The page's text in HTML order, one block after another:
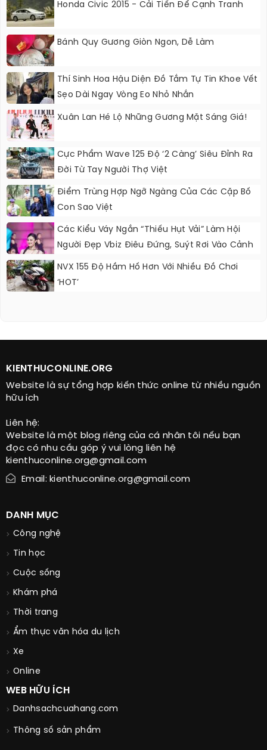
Honda Civic 2015 - Cải Tiến Để Cạnh Tranh
Bánh Quy Gương Giòn Ngon, Dễ Làm
Thí Sinh Hoa Hậu Diện Đồ Tắm Tự Tin Khoe Vết
Sẹo Dài Ngay Vòng Eo Nhỏ Nhắn
Xuân Lan Hé Lộ Những Gương Mặt Sáng Giá!
Cực Phẩm Wave 125 Độ ‘2 Càng’ Siêu Đỉnh Ra
Đời Từ Tay Người Thợ Việt
Điểm Trùng Hợp Ngỡ Ngàng Của Các Cặp Bố
Con Sao Việt
Các Kiểu Váy Ngắn “thiếu Hụt Vải” Làm Hội
Người Đẹp Vbiz Điêu Đứng, Suýt Rơi Vào Cảnh
Nguy Hiểm
NVX 155 Độ Hầm Hố Hơn Với Nhiều Đồ Chơi
‘HOT’
KIENTHUCONLINE.ORG
Website là sự tổng hợp kiến thức online từ nhiều nguồn
hữu ích
Liên hệ:
Website là một blog riêng của cá nhân tôi nếu bạn
đọc có nhu cầu góp ý vui lòng liên hệ
kienthuconline.org@gmail.com
Email: kienthuconline.org@gmail.com
DANH MỤC
Công nghệ
Tin học
Cuộc sống
Khám phá
Thời trang
Ẩm thực văn hóa du lịch
Xe
Online
WEB HỮU ÍCH
Danhsachcuahang.com
Thông số sản phẩm